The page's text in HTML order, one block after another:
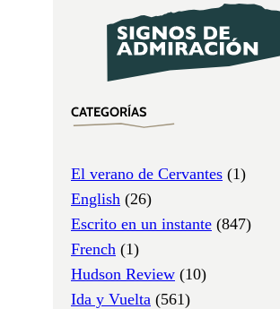
CATEGORÍAS
El verano de Cervantes (1)
English (26)
Escrito en un instante (847)
French (1)
Hudson Review (10)
Ida y Vuelta (561)